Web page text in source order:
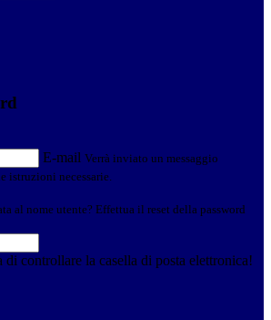
E-mail Verrà inviato un messaggio
istruzioni necessarie.
al nome utente? Effettua il reset della password
controllare la casella di posta elettronica!